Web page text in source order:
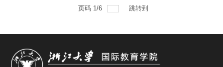
页码 1/6 跳转到